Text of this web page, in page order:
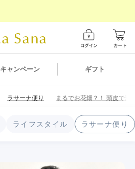
キャンペーン ギフト
ラサーナ便り まるでお花畑？！ 頭皮で活
ライフスタイル ラサーナ便り